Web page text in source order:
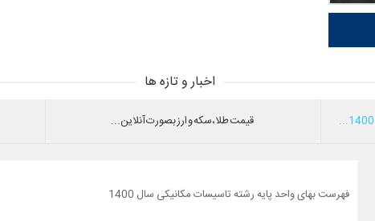
اخبار و تازه ها
قیمت طلا،سکه و ارز بصورت آنلاین...
فهرست بهای واحد پایه رشته تاسیسات مکانیکی سال 1400